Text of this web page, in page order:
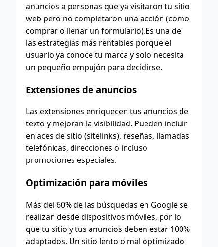
anuncios a personas que ya visitaron tu sitio
web pero no completaron una acción (como
comprar o llenar un formulario).Es una de
las estrategias más rentables porque el
usuario ya conoce tu marca y solo necesita
un pequeño empujón para decidirse.
Extensiones de anuncios
Las extensiones enriquecen tus anuncios de
texto y mejoran la visibilidad. Pueden incluir
enlaces de sitio (sitelinks), reseñas, llamadas
telefónicas, direcciones o incluso
promociones especiales.
Optimización para móviles
Más del 60% de las búsquedas en Google se
realizan desde dispositivos móviles, por lo
que tu sitio y tus anuncios deben estar 100%
adaptados. Un sitio lento o mal optimizado